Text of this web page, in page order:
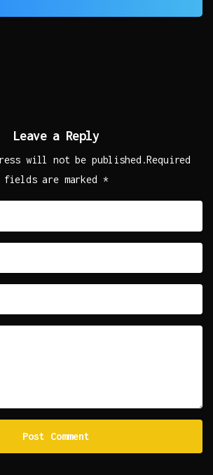
Leave a Reply
will not be published.Required
fields are marked *